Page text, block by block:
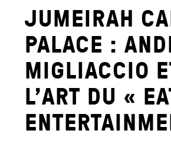
JUMEIRAH
PALACE :
MIGLIACCIO
L’ART DU «